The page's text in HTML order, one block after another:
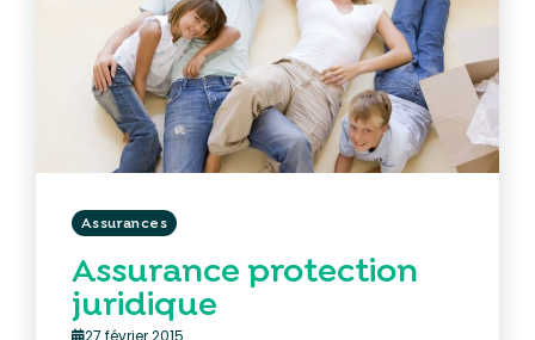
Assurances
Assurance protection
juridique
27 février 2015